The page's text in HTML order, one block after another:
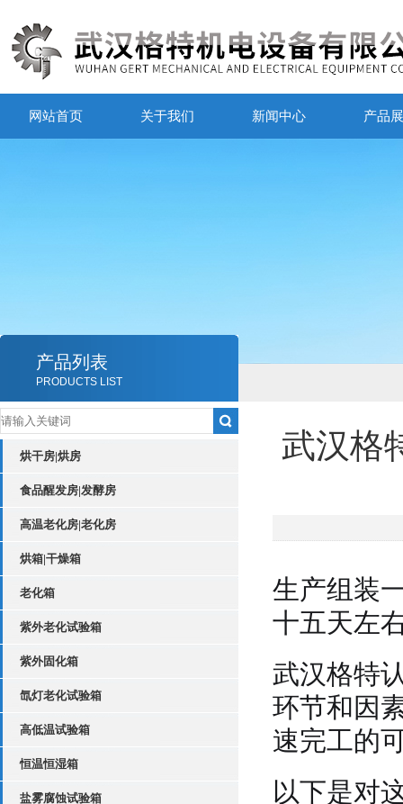
网站首页 关于我们 新闻中心 产品
产品列表
PRODUCTS LIST
烘干房|烘房
食品醒发房|发酵房
高温老化房|老化房
烘箱|干燥箱
老化箱
紫外老化试验箱
紫外固化箱
氙灯老化试验箱
高低温试验箱
恒温恒湿箱
盐雾腐蚀试验箱
武汉格
生产组装
十五天左
武汉格特
环节和因
速完工的
以下是对